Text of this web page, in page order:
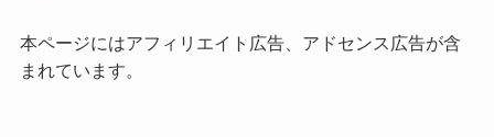
本ページにはアフィリエイト広告、アドセンス広告が含
まれています。